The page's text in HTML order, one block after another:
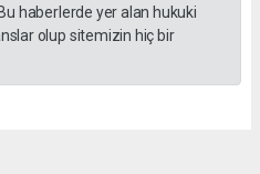
haberlerde yer alan hukuki
olup sitemizin hiç bir